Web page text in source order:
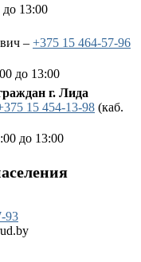
13:00
– +375 15 464-57-96
до 13:00
г. Лида
15 454-13-98 (каб.
до 13:00
93